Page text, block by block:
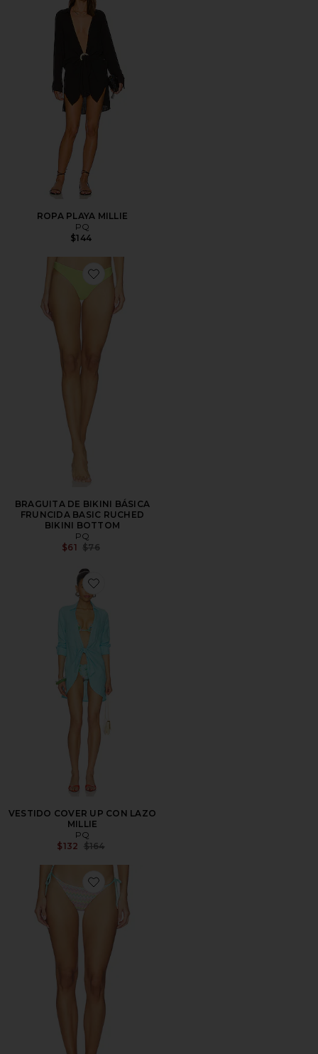
ROPA PLAYA MILLIE
PQ
$144
Favorite BRAGUITA DE BIKINI BÁSICA FRUNCIDA
BRAGUITA DE BIKINI BÁSICA
FRUNCIDA BASIC RUCHED
BIKINI BOTTOM
PQ
$61 Previous price:
$76
Favorite VESTIDO COVER UP CON LAZO MILLIE
VESTIDO COVER UP CON LAZO
MILLIE
PQ
$132 Previous price:
$164
Favorite BRAGUITA BIKINI CON ATADURA A LOS